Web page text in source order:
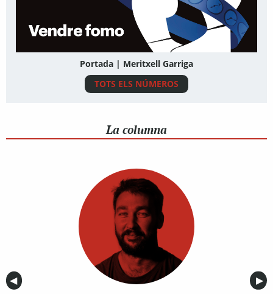
Portada | Meritxell Garriga
TOTS ELS NÚMEROS
La columna
Anterior
◀︎ ▶︎